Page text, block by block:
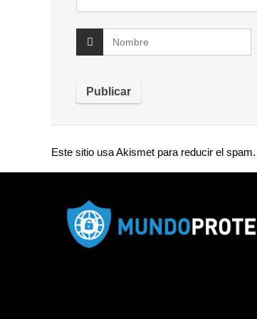
Este sitio usa Akismet para reducir el spam.